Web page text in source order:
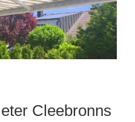
Cleebronns